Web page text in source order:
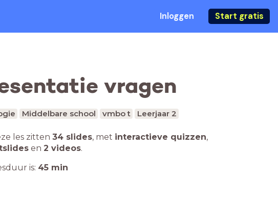
Inloggen Start gratis
vragen
Middelbare school vmbo t Leerjaar 2
les zitten 34 slides, met interactieve quizzen,
en 2 videos.
is: 45 min